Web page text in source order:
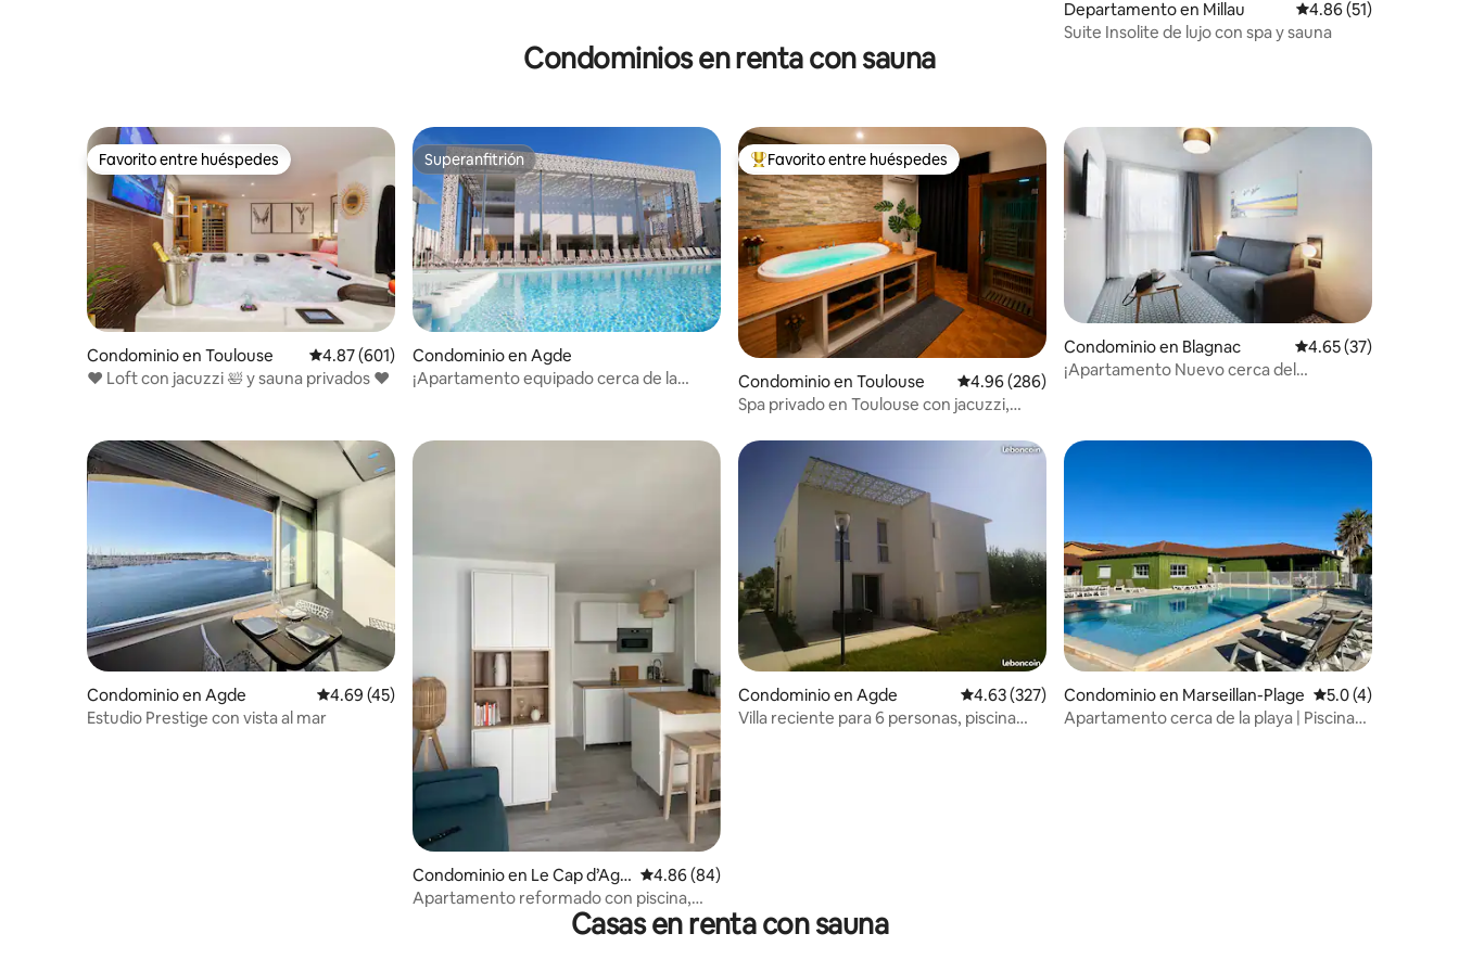
Departamento en Millau Calificación
4.86 (51)
Suite Insolite de lujo con spa y sauna
Condominios en renta con sauna
Favorito entre huéspedes
Favorito entre huéspedes
Condominio en Toulouse Calificación promedio: 4.87 de 5; 601 evaluaciones
4.87 (601)
♥️ Loft con jacuzzi 🛀 y sauna privados ♥️
Superanfitrión
Superanfitrión
Condominio en Agde
¡Apartamento equipado cerca de la
De los mejores en Favorito entre huéspedes
Favorito entre huéspedes
Condominio en Toulouse Calificación promedio: 4.96 de 5; 286 evaluaciones
4.96 (286)
Spa privado en Toulouse con jacuzzi,
Condominio en Blagnac Calificación
4.65 (37)
¡Apartamento Nuevo cerca del
Condominio en Agde Calificación promedio: 4.69 de 5; 45 evaluaciones
4.69 (45)
Estudio Prestige con vista al mar
Condominio en Le Cap d’Agd
e
Calificación promedio: 4.86 de 5; 84 evaluaciones
4.86 (84)
Apartamento reformado con piscina,
playa a 2 minutos a pie
Condominio en Agde Calificación promedio: 4.63 de 5; 327 evaluaciones
4.63 (327)
Villa reciente para 6 personas, piscina
Condominio en Marseillan-Plage Calificación
5.0 (4)
Apartamento cerca de la playa | Piscina
Casas en renta con sauna